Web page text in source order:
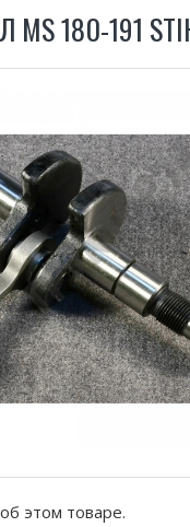
180-191
этом товаре.